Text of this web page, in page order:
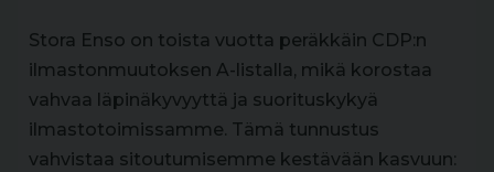
Stora Enso on toista vuotta peräkkäin CDP:n
ilmastonmuutoksen A-listalla, mikä korostaa
vahvaa läpinäkyvyyttä ja suorituskykyä
ilmastotoimissamme. Tämä tunnustus
vahvistaa sitoutumisemme kestävään kasvuun: